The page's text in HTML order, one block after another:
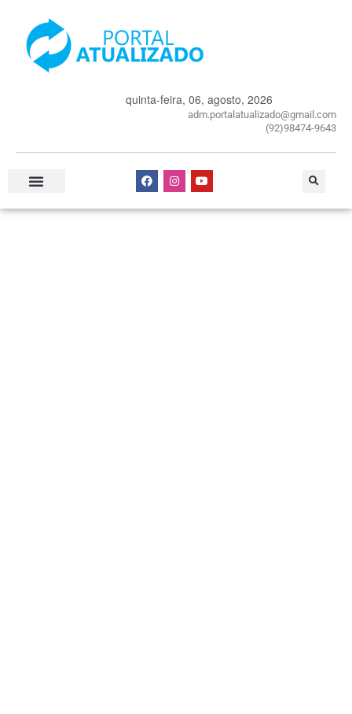
quinta-feira, 06, agosto, 2026
adm.portalatualizado@gmail.com
(92)98474-9643